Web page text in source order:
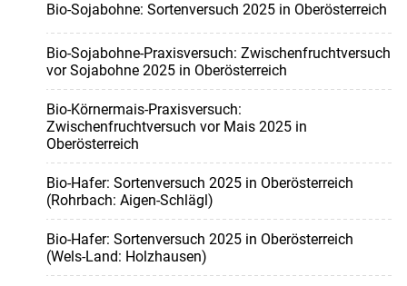
Bio-Sojabohne: Sortenversuch 2025 in Oberösterreich
Bio-Sojabohne-Praxisversuch: Zwischenfruchtversuch
vor Sojabohne 2025 in Oberösterreich
Bio-Körnermais-Praxisversuch:
Zwischenfruchtversuch vor Mais 2025 in
Oberösterreich
Bio-Hafer: Sortenversuch 2025 in Oberösterreich
(Rohrbach: Aigen-Schlägl)
Bio-Hafer: Sortenversuch 2025 in Oberösterreich
(Wels-Land: Holzhausen)